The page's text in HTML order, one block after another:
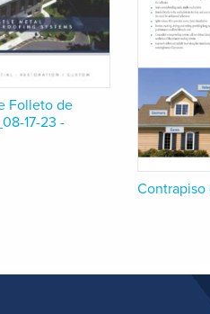
Folleto de
17-23 -
Contrapiso